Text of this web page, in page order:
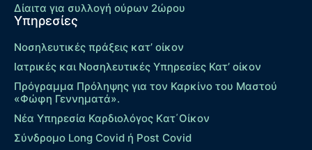
Δίαιτα για συλλογή ούρων 2ώρου
Υπηρεσίες
Νοσηλευτικές πράξεις κατ’ οίκον
Ιατρικές και Νοσηλευτικές Υπηρεσίες Κατ’ οίκον
Πρόγραμμα Πρόληψης για τον Καρκίνο του Μαστού
«Φώφη Γεννηματά».
Νέα Υπηρεσία Καρδιολόγος Kατ΄Οίκον
Σύνδρομο Long Covid ή Post Covid